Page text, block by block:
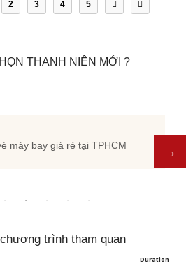
2 3 4 5
THANH NIÊN MỚI ?
máy bay giá rẻ tại TPHCM
trình tham quan
Duration